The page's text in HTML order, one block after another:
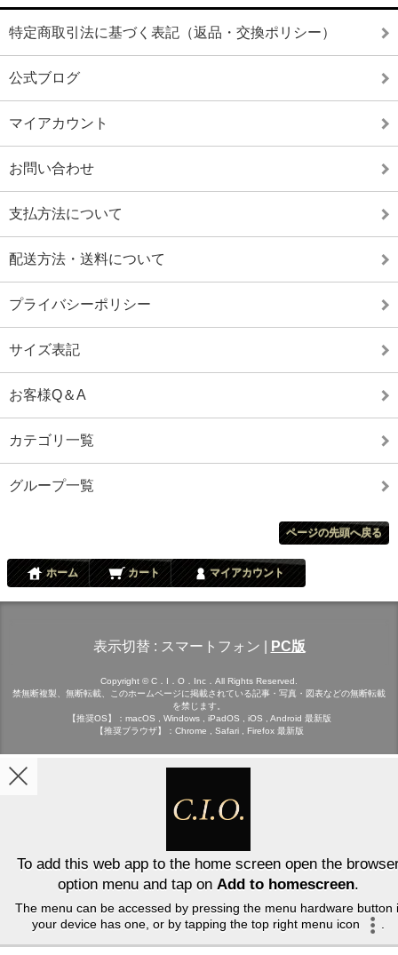
特定商取引法に基づく表記（返品・交換ポリシー）
公式ブログ
マイアカウント
お問い合わせ
支払方法について
配送方法・送料について
プライバシーポリシー
サイズ表記
お客様Q＆A
カテゴリ一覧
グループ一覧
ページの先頭へ戻る
ホーム カート マイアカウント
表示切替 : スマートフォン PC版
Copyright © C．I．O．Inc．All Rights Reserved.
禁無断複製、無断転載、このホームページに掲載されている記事・写真・図表などの無断転載
を禁じます。
【推奨OS】：macOS , Windows , iPadOS , iOS , Android 最新版
【推奨ブラウザ】：Chrome , Safari , Firefox 最新版
To add this web app to the home screen open the
option menu and tap on Add to homescreen.
The menu can be accessed by pressing the menu hardware button
your device has one, or by tapping the top right menu icon